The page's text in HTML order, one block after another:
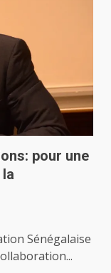
pour une
Sénégalaise